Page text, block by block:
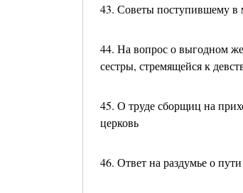
43. Советы поступившему в
44. На вопрос о выгодном
сестры, стремящейся к
45. О труде сборщиц на
церковь
46. Ответ на раздумье о